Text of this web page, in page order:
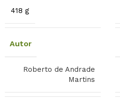
418 g
Autor
Roberto de Andrade
Martins